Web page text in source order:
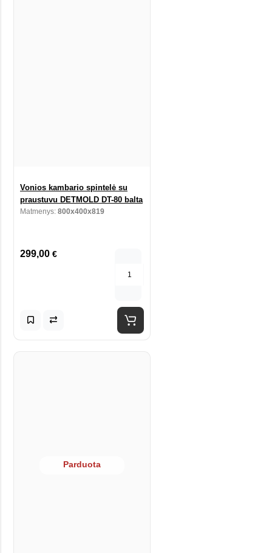
Vonios kambario spintelė su
praustuvu DETMOLD DT-80 balta
Matmenys: 800x400x819
299,00 €
Parduota